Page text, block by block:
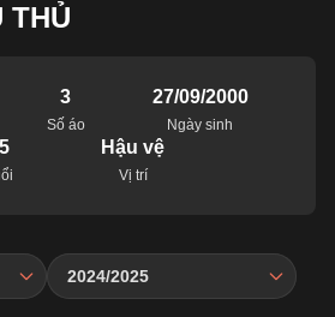
THỦ
3
Số áo
27/09/2000
Ngày sinh
Hậu vệ
Vị trí
2024/2025